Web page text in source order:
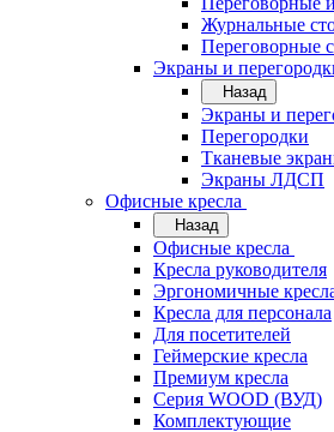
Журнальные
Переговорные
Экраны и
Назад
Экраны и
Перегородки
Тканевые
Экраны ЛДСП
Офисные кресла
Назад
Офисные кресла
Кресла руководителя
Эргономичные
Кресла для персонала
Для посетителей
Геймерские кресла
Премиум кресла
Серия WOOD (ВУД)
Комплектующие